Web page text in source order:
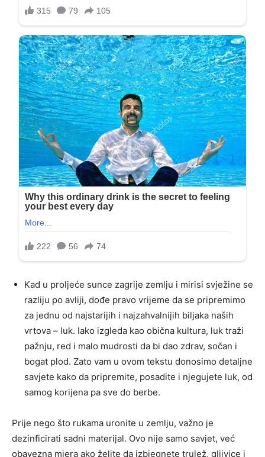
Kad u proljeće sunce zagrije zemlju i mirisi svježine se
razliju po avliji, dođe pravo vrijeme da se pripremimo
za jednu od najstarijih i najzahvalnijih biljaka naših
vrtova – luk. Iako izgleda kao obična kultura, luk traži
pažnju, red i malo mudrosti da bi dao zdrav, sočan i
bogat plod. Zato vam u ovom tekstu donosimo detaljne
savjete kako da pripremite, posadite i njegujete luk, od
samog korijena pa sve do berbe.
Prije nego što rukama uronite u zemlju, važno je
dezinficirati sadni materijal. Ovo nije samo savjet, već
obavezna mjera ako želite da izbjegnete trulež, gljivice i